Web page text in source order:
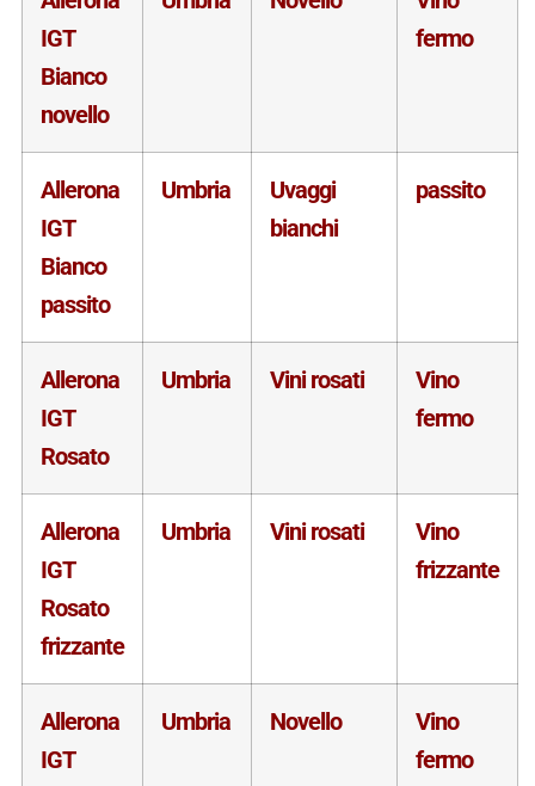
IGT
Bianco
novello
fermo
Allerona
IGT
Bianco
passito
Umbria
Uvaggi
bianchi
passito
Allerona
IGT
Rosato
Umbria Vini rosati
Vino
fermo
Allerona
IGT
Rosato
frizzante
Umbria Vini rosati
Vino
frizzante
Allerona
IGT
Umbria Novello
Vino
fermo